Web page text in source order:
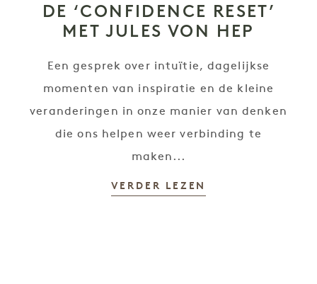
DE ‘CONFIDENCE RESET’
MET JULES VON HEP
Een gesprek over intuïtie, dagelijkse
momenten van inspiratie en de kleine
veranderingen in onze manier van denken
die ons helpen weer verbinding te
maken...
VERDER LEZEN